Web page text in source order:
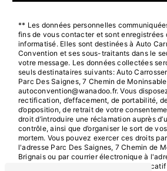
** Les données personnelles
fins de vous contacter et sont enregistrées
informatisé. Elles sont destinées à Auto
Convention et ses sous-traitants dans le
votre message. Les données collectées
seuls destinataires suivants: Auto
Parc Des Saignes, 7 Chemin de
autoconvention@wanadoo.fr. Vous
rectification, d’effacement, de portabilité,
d’opposition, de retrait de votre
droit d’introduire une réclamation auprès
contrôle, ainsi que d’organiser le sort de
mortem. Vous pouvez exercer ces droits
l'adresse Parc Des Saignes, 7 Chemin de
Brignais ou par courrier électronique à
autoconvention@wanadoo.fr. Un